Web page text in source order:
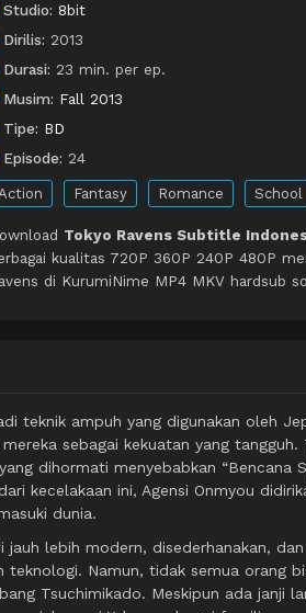
Studio: 8bit
Dirilis: 2013
Durasi: 23 min. per ep.
Musim: Fall 2013
Tipe: BD
Episode: 24
Fantasy Romance School
Tokyo Ravens Subtitle
kualitas 720P 360P 240P 480P
di KurumiNime MP4 MKV hardsub
teknik ampuh yang digunakan oleh
sebagai kekuatan yang
dihormati menyebabkan “Bencana
kecelakaan ini, Agensi Onmyou
dunia.
jauh lebih modern, disederhanakan,
teknologi. Namun, tidak semua orang
Tsuchimikado. Meskipun ada janji